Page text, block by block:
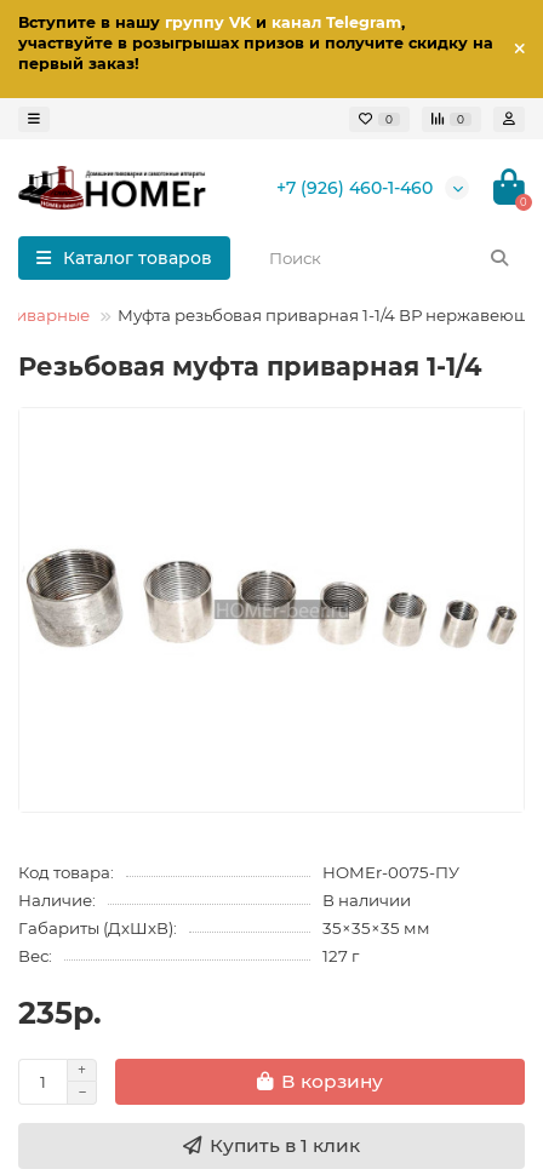
Вступите в нашу группу VKи канал Telegram,
участвуйте в розыгрышах призов и получите скидку на
первый заказ!
0 0
+7 (926) 460-1-460
0
Каталог товаров
Муфта резьбовая приварная 1-1/4 ВР
Резьбовая муфта приварная 1-1/4
Код товара:
HOMEr-0075-ПУ
Наличие:
В наличии
Габариты (ДхШхВ):
35×35×35 мм
Вес:
127 г
235р.
В корзину
Купить в 1 клик